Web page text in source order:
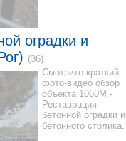
оградки и
(36)
Смотрите краткий
фото-видео обзор
объекта 1060M -
Реставрация
бетонной оградки и
бетонного столика.